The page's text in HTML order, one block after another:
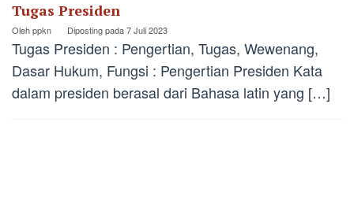
Tugas Presiden
Olehppkn Diposting pada7 Juli 2023
Tugas Presiden : Pengertian, Tugas, Wewenang,
Dasar Hukum, Fungsi : Pengertian Presiden Kata
dalam presiden berasal dari Bahasa latin yang […]